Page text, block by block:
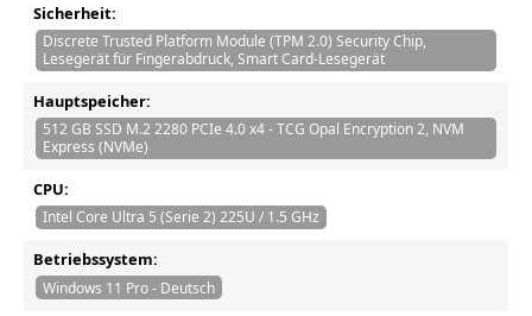
Sicherheit:
Discrete Trusted Platform Module (TPM 2.0) Security Chip,
Lesegerät für Fingerabdruck, Smart Card-Lesegerät
Hauptspeicher:
512 GB SSD M.2 2280 PCIe 4.0 x4 - TCG Opal Encryption 2, NVM
Express (NVMe)
CPU:
Intel Core Ultra 5 (Serie 2) 225U / 1.5 GHz
Betriebssystem:
Windows 11 Pro - Deutsch